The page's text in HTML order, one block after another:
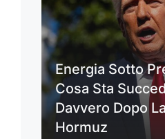
Energia Sotto
Cosa Sta
Davvero Dopo
Hormuz